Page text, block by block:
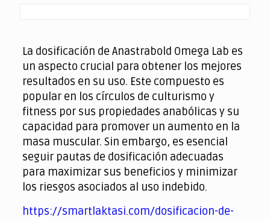
La dosificación de Anastrabold Omega Lab es
un aspecto crucial para obtener los mejores
resultados en su uso. Este compuesto es
popular en los círculos de culturismo y
fitness por sus propiedades anabólicas y su
capacidad para promover un aumento en la
masa muscular. Sin embargo, es esencial
seguir pautas de dosificación adecuadas
para maximizar sus beneficios y minimizar
los riesgos asociados al uso indebido.
https://smartlaktasi.com/dosificacion-de-